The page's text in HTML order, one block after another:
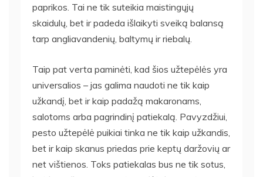
paprikos. Tai ne tik suteikia maistingųjų
skaidulų, bet ir padeda išlaikyti sveiką balansą
tarp angliavandenių, baltymų ir riebalų.
Taip pat verta paminėti, kad šios užtepėlės yra
universalios – jas galima naudoti ne tik kaip
užkandį, bet ir kaip padažą makaronams,
salotoms arba pagrindinį patiekalą. Pavyzdžiui,
pesto užtepėlė puikiai tinka ne tik kaip užkandis,
bet ir kaip skanus priedas prie keptų daržovių ar
net vištienos. Toks patiekalas bus ne tik sotus,